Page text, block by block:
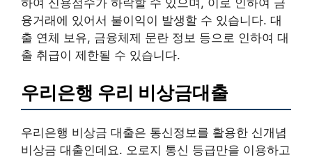
하여 신용점수가 하락할 수 있으며, 이로 인하여 금
융거래에 있어서 불이익이 발생할 수 있습니다. 대
출 연체 보유, 금융체제 문란 정보 등으로 인하여 대
출 취급이 제한될 수 있습니다.
우리은행 우리 비상금대출
우리은행 비상금 대출은 통신정보를 활용한 신개념
비상금 대출인데요. 오로지 통신 등급만을 이용하고